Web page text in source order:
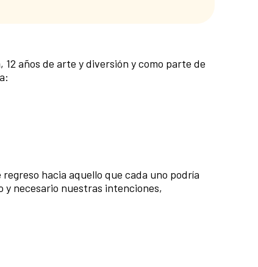
años de arte y diversión y como parte de
hacia aquello que cada uno podría
necesario nuestras intenciones,